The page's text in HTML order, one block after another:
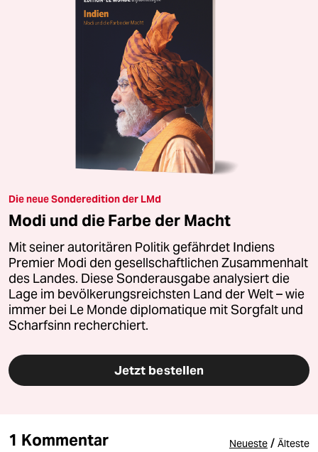
Die neue Sonderedition der LMd
Modi und die Farbe der Macht
Mit seiner autoritären Politik gefährdet Indiens
Premier Modi den gesellschaftlichen Zusammenhalt
des Landes. Diese Sonderausgabe analysiert die
Lage im bevölkerungsreichsten Land der Welt – wie
immer bei Le Monde diplomatique mit Sorgfalt und
Scharfsinn recherchiert.
Jetzt bestellen
1 Kommentar Neueste / Älteste